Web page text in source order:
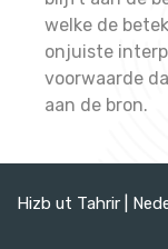
welke de
onjuiste
voorwaarde
aan de bron.
Hizb ut Tahrir |